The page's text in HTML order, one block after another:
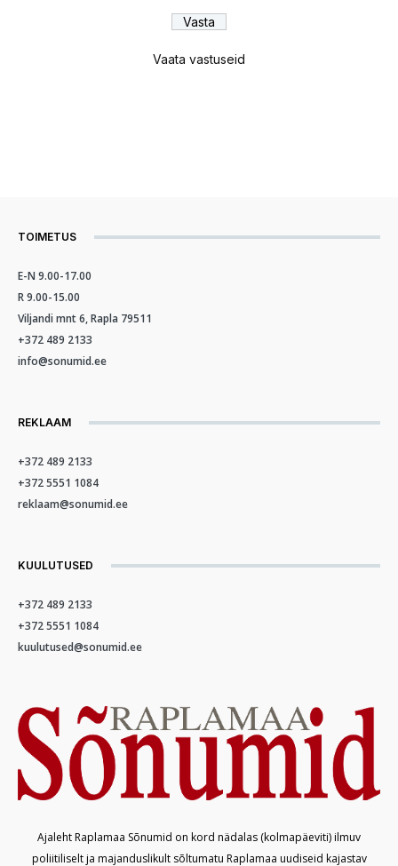
Vaata vastuseid
TOIMETUS
E-N 9.00-17.00
R 9.00-15.00
Viljandi mnt 6, Rapla 79511
+372 489 2133
info@sonumid.ee
REKLAAM
+372 489 2133
+372 5551 1084
reklaam@sonumid.ee
KUULUTUSED
+372 489 2133
+372 5551 1084
kuulutused@sonumid.ee
Ajaleht Raplamaa Sõnumid on kord nädalas (kolmapäeviti) ilmuv
poliitiliselt ja majanduslikult sõltumatu Raplamaa uudiseid kajastav